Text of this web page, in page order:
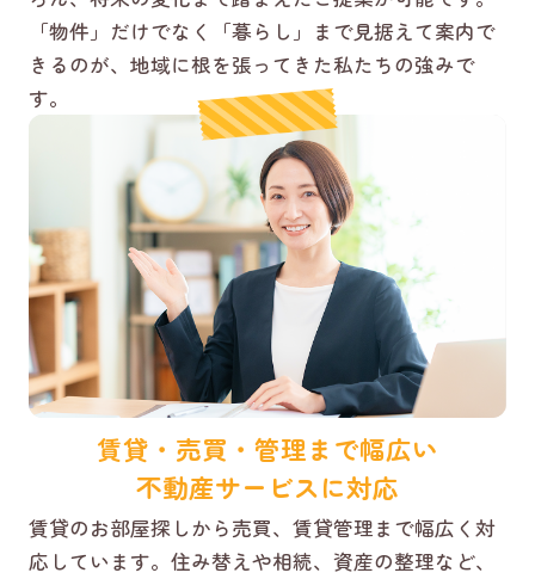
「物件」だけでなく「暮らし」まで見据えて案内で
きるのが、地域に根を張ってきた私たちの強みで
す。
賃貸・売買・管理まで幅広い
不動産サービスに対応
賃貸のお部屋探しから売買、賃貸管理まで幅広く対
応しています。住み替えや相続、資産の整理など、